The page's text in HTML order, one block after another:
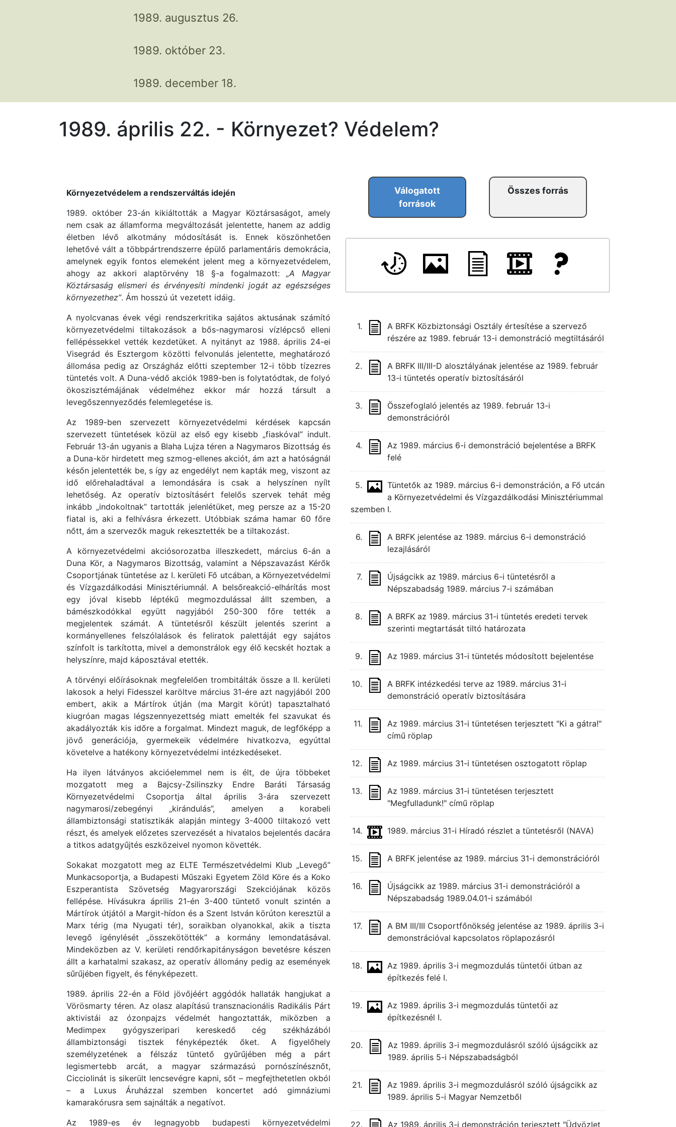
1989. augusztus 26.
1989. október 23.
1989. december 18.
1989. április 22. - Környezet? Védelem?
Környezetvédelem a rendszerváltás idején
1989. október 23-án kikiáltották a Magyar Köztársaságot, amely
nem csak az államforma megváltozását jelentette, hanem az addig
életben lévő alkotmány módosítását is. Ennek köszönhetően
lehetővé vált a többpártrendszerre épülő parlamentáris demokrácia,
amelynek egyik fontos elemeként jelent meg a környezetvédelem,
ahogy az akkori alaptörvény 18 §-a fogalmazott:„A Magyar
Köztársaság elismeri és érvényesíti mindenki jogát az egészséges
környezethez”. Ám hosszú út vezetett idáig.
A nyolcvanas évek végi rendszerkritika sajátos aktusának számító
környezetvédelmi tiltakozások a bős-nagymarosi vízlépcső elleni
fellépéssekkel vették kezdetüket. A nyitányt az 1988. április 24-ei
Visegrád és Esztergom közötti felvonulás jelentette, meghatározó
állomása pedig az Országház előtti szeptember 12-i több tízezres
tüntetés volt. A Duna-védő akciók 1989-ben is folytatódtak, de folyó
ökoszisztémájának védelméhez ekkor már hozzá társult a
levegőszennyeződés felemlegetése is.
Az 1989-ben szervezett környezetvédelmi kérdések kapcsán
szervezett tüntetések közül az első egy kisebb „fiaskóval” indult.
Február 13-án ugyanis a Blaha Lujza téren a Nagymaros Bizottság és
a Duna-kör hirdetett meg szmog-ellenes akciót, ám azt a hatóságnál
későn jelentették be, s így az engedélyt nem kapták meg, viszont az
idő előrehaladtával a lemondására is csak a helyszínen nyílt
lehetőség. Az operatív biztosításért felelős szervek tehát még
inkább „indokoltnak” tartották jelenlétüket, meg persze az a 15-20
fiatal is, aki a felhívásra érkezett. Utóbbiak száma hamar 60 főre
nőtt, ám a szervezők maguk rekesztették be a tiltakozást.
A környezetvédelmi akciósorozatba illeszkedett, március 6-án a
Duna Kör, a Nagymaros Bizottság, valamint a Népszavazást Kérők
Csoportjának tüntetése az I. kerületi Fő utcában, a Környezetvédelmi
és Vízgazdálkodási Minisztériumnál. A belsőreakció-elhárítás most
egy jóval kisebb léptékű megmozdulással állt szemben, a
bámészkodókkal együtt nagyjából 250-300 főre tették a
megjelentek számát. A tüntetésről készült jelentés szerint a
kormányellenes felszólalások és feliratok palettáját egy sajátos
színfolt is tarkította, mivel a demonstrálok egy élő kecskét hoztak a
helyszínre, majd káposztával etették.
A törvényi előírásoknak megfelelően trombitálták össze a II. kerületi
lakosok a helyi Fidesszel karöltve március 31-ére azt nagyjából 200
embert, akik a Mártírok útján (ma Margit körút) tapasztalható
kiugróan magas légszennyezettség miatt emelték fel szavukat és
akadályozták kis időre a forgalmat. Mindezt maguk, de legfőképp a
jövő generációja, gyermekeik védelmére hivatkozva, egyúttal
követelve a hatékony környezetvédelmi intézkedéseket.
Ha ilyen látványos akcióelemmel nem is élt, de újra többeket
mozgatott meg a Bajcsy-Zsilinszky Endre Baráti Társaság
Környezetvédelmi Csoportja által április 3-ára szervezett
nagymarosi/zebegényi „kirándulás”, amelyen a korabeli
állambiztonsági statisztikák alapján mintegy 3-4000 tiltakozó vett
részt, és amelyek előzetes szervezését a hivatalos bejelentés dacára
a titkos adatgyűjtés eszközeivel nyomon követték.
Sokakat mozgatott meg az ELTE Természetvédelmi Klub „Levegő”
Munkacsoportja, a Budapesti Műszaki Egyetem Zöld Köre és a Koko
Eszperantista Szövetség Magyarországi Szekciójának közös
fellépése. Hívásukra április 21-én 3-400 tüntető vonult szintén a
Mártírok útjától a Margit-hídon és a Szent István körúton keresztül a
Marx térig (ma Nyugati tér), soraikban olyanokkal, akik a tiszta
levegő igénylését „összekötötték” a kormány lemondatásával.
Mindeközben az V. kerületi rendőrkapitányságon bevetésre készen
állt a karhatalmi szakasz, az operatív állomány pedig az események
sűrűjében figyelt, és fényképezett.
1989. április 22-én a Föld jövőjéért aggódók hallaták hangjukat a
Vörösmarty téren. Az olasz alapítású transznacionális Radikális Párt
aktivistái az ózonpajzs védelmét hangoztatták, miközben a
Medimpex gyógyszeripari kereskedő cég székházából
állambiztonsági tisztek fényképezték őket. A figyelőhely
személyzetének a félszáz tüntető gyűrűjében még a párt
legismertebb arcát, a magyar származású pornószínésznőt,
Cicciolinát is sikerült lencsevégre kapni, sőt – megfejthetetlen okból
– a Luxus Áruházzal szemben koncertet adó gimnáziumi
kamarakórusra sem sajnálták a negatívot.
Az 1989-es év legnagyobb budapesti környezetvédelmi
Válogatott
források
Összes forrás
1.
A BRFK Közbiztonsági Osztály értesítése a szervező
részére az 1989. február 13-i demonstráció megtiltásáról
2.
A BRFK III/III-D alosztályának jelentése az 1989. február
13-i tüntetés operatív biztosításáról
3.
Összefoglaló jelentés az 1989. február 13-i
demonstrációról
4.
Az 1989. március 6-i demonstráció bejelentése a BRFK
felé
5.
Tüntetők az 1989. március 6-i demonstráción, a Fő utcán
a Környezetvédelmi és Vízgazdálkodási Minisztériummal
szemben I.
6.
A BRFK jelentése az 1989. március 6-i demonstráció
lezajlásáról
7.
Újságcikk az 1989. március 6-i tüntetésről a
Népszabadság 1989. március 7-i számában
8.
A BRFK az 1989. március 31-i tüntetés eredeti tervek
szerinti megtartását tiltó határozata
9. Az 1989. március 31-i tüntetés módosított bejelentése
10.
A BRFK intézkedési terve az 1989. március 31-i
demonstráció operatív biztosítására
11.
Az 1989. március 31-i tüntetésen terjesztett "Ki a gátra!"
című röplap
12. Az 1989. március 31-i tüntetésen osztogatott röplap
13.
Az 1989. március 31-i tüntetésen terjesztett
"Megfulladunk!" című röplap
14. 1989. március 31-i Híradó részlet a tüntetésről (NAVA)
15. A BRFK jelentése az 1989. március 31-i demonstrációról
16.
Újságcikk az 1989. március 31-i demonstrációról a
Népszabadság 1989.04.01-i számából
17.
A BM III/III Csoportfőnökség jelentése az 1989. április 3-i
demonstrációval kapcsolatos röplapozásról
18.
Az 1989. április 3-i megmozdulás tüntetői útban az
építkezés felé I.
19.
Az 1989. április 3-i megmozdulás tüntetői az
építkezésnél I.
20.
Az 1989. április 3-i megmozdulásról szóló újságcikk az
1989. április 5-i Népszabadságból
21.
Az 1989. április 3-i megmozdulásról szóló újságcikk az
1989. április 5-i Magyar Nemzetből
22. Az 1989. április 3-i demonstráción terjesztett "Üdvözlet